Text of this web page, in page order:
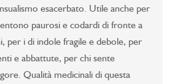
esacerbato. Utile anche per
paurosi e codardi di fronte a
per i di indole fragile e debole, per
e abbattute, per chi sente
Qualità medicinali di questa